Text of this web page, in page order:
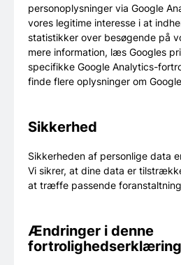
personoplysninger via Google
vores legitime interesse i at
statistikker over besøgende på
mere information, læs Googles
specifikke Google Analytics-
finde flere oplysninger om
Sikkerhed
Sikkerheden af personlige data
Vi sikrer, at dine data er
at træffe passende
Ændringer i denne
fortrolighedserklæring